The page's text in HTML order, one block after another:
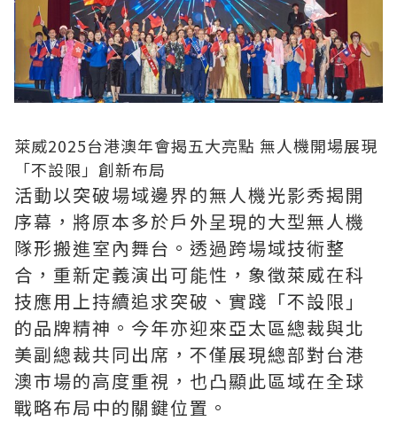
萊威2025台港澳年會揭五大亮點 無人機開場展現
「不設限」創新布局
活動以突破場域邊界的無人機光影秀揭開
序幕，將原本多於戶外呈現的大型無人機
隊形搬進室內舞台。透過跨場域技術整
合，重新定義演出可能性，象徵萊威在科
技應用上持續追求突破、實踐「不設限」
的品牌精神。今年亦迎來亞太區總裁與北
美副總裁共同出席，不僅展現總部對台港
澳市場的高度重視，也凸顯此區域在全球
戰略布局中的關鍵位置。